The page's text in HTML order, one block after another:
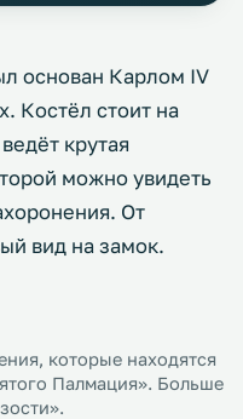
основан Карлом IV
Костёл стоит на
крутая
можно увидеть
От
вид на замок.
которые находятся
Палмация». Больше